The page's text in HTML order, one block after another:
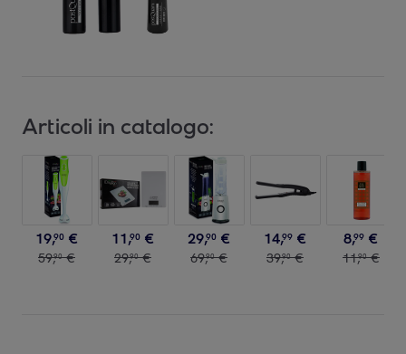
Articoli in catalogo:
19,90 €
59,90 €
11,90 €
29,90 €
29,90 €
69,90 €
14,99 €
39,90 €
8,99 €
11,90 €